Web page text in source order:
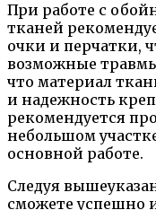
При работе с
тканей
очки и перчатки,
возможные
что материал
и надежность
рекомендуется
небольшом
основной работе.
Следуя
сможете успешно